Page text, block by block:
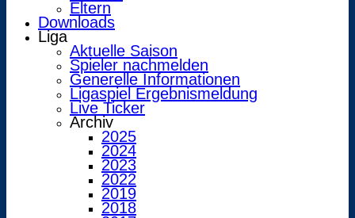
Eltern
Downloads
Liga
Aktuelle Saison
Spieler nachmelden
Generelle Informationen
Ligaspiel Ergebnismeldung
Live Ticker
Archiv
2025
2024
2023
2022
2019
2018